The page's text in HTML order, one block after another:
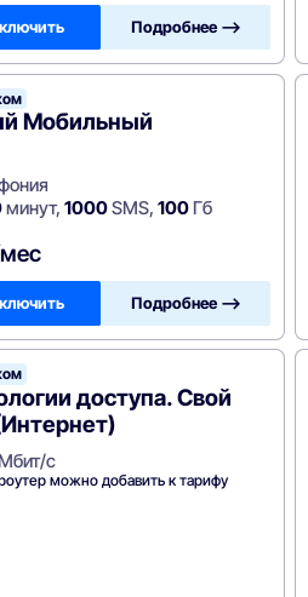
Подробнее —>
Мобильный
минут, 1000SMS, 100Гб
Подробнее —>
доступа. Свой
с
можно добавить к тарифу